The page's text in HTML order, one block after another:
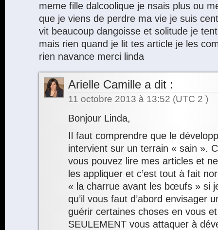
meme fille dalcoolique je nsais plus ou
que je viens de perdre ma vie je suis
vit beaucoup dangoisse et solitude je
mais rien quand je lit tes article je les
rien navance merci linda
Arielle Camille a dit :
11 octobre 2013 à 13:52 (UTC 2 )
Bonjour Linda,
Il faut comprendre que le
intervient sur un terrain « sain ».
vous pouvez lire mes articles et
les appliquer et c’est tout à fait
« la charrue avant les bœufs » si
qu’il vous faut d’abord envisager
guérir certaines choses en vous
SEULEMENT vous attaquer à